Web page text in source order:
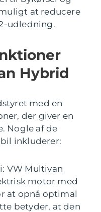
at reducere
udledning.
Hybrid
med en
der giver en
Nogle af de
inkluderer:
VW Multivan
motor med
at opnå optimal
betyder, at den